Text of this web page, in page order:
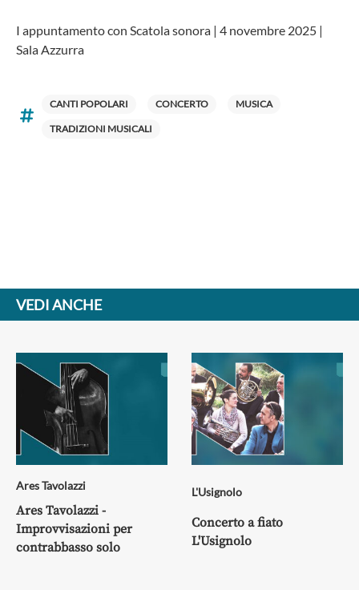
I appuntamento con Scatola sonora | 4 novembre 2025 |
Sala Azzurra
CANTI POPOLARI CONCERTO MUSICA
TRADIZIONI MUSICALI
VEDI ANCHE
Ares Tavolazzi
Ares Tavolazzi -
Improvvisazioni per
contrabbasso solo
L'Usignolo
Concerto a fiato
L'Usignolo